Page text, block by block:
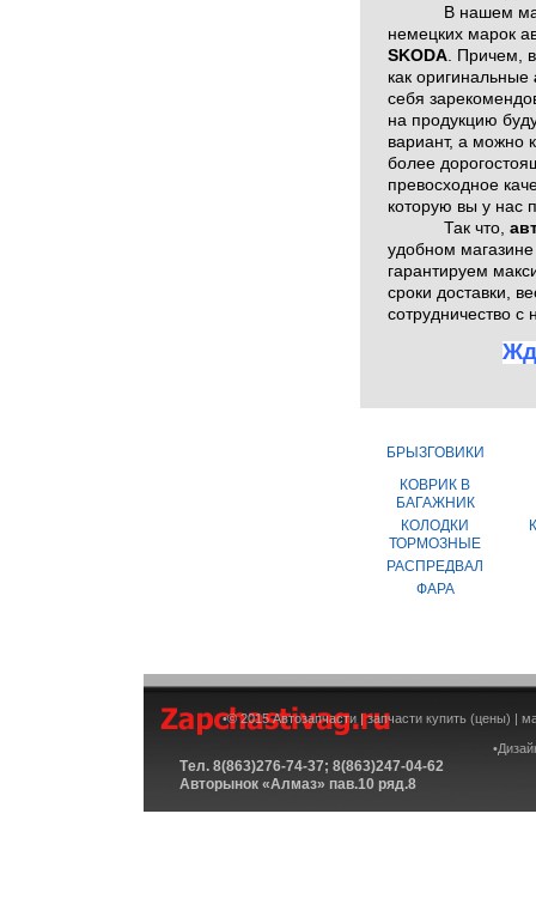
В нашем
немецких марок
SKODA. Причем,
как оригинальные
себя
на продукцию
вариант, а можно
более
превосходное
которую вы у нас
Так что,
удобном
гарантируем
сроки доставки,
сотрудничество
БРЫЗГОВИКИ
КОВРИК В
БАГАЖНИК
КОЛОДКИ
ТОРМОЗНЫЕ
РАСПРЕДВАЛ
ФАРА
•© 2015 Автозапчасти | запчасти купить (цены) |
Tел. 8(863)276-74-37; 8(863)247-04-62
Авторынок «Алмаз» пав.10 ряд.8